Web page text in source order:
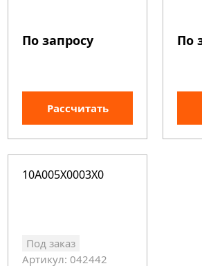
По запросу
Рассчитать
По
10A005X0003X0
Под заказ
Артикул: 042442